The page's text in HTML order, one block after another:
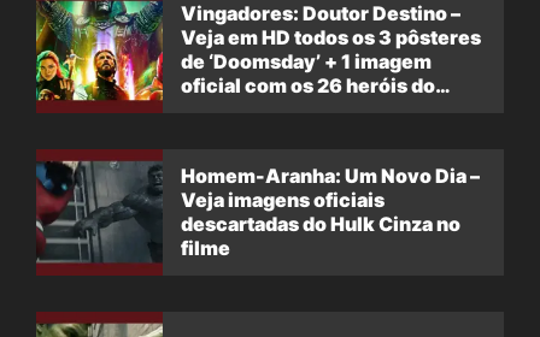
Vingadores: Doutor Destino –
Veja em HD todos os 3 pôsteres
de ‘Doomsday’ + 1 imagem
oficial com os 26 heróis do
Homem-Aranha: Um Novo Dia –
Veja imagens oficiais
descartadas do Hulk Cinza no
filme